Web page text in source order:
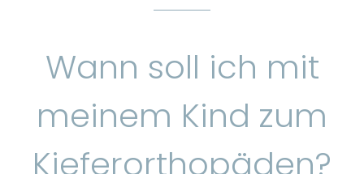
Wann soll ich mit
meinem Kind zum
Kieferorthopäden?